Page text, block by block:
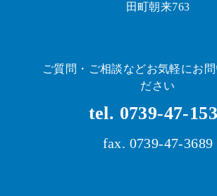
田町朝来763
ご質問・ご相談などお気軽にお問
ださい
tel. 0739-47-
fax. 0739-47-3689